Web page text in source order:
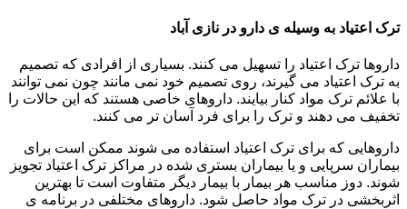
ترک اعتیاد به وسیله ی دارو در نازی آباد
داروها ترک اعتیاد را تسهیل می کنند. بسیاری از افرادی که تصمیم
به ترک اعتیاد می گیرند، روی تصمیم خود نمی مانند چون نمی توانند
با علائم ترک مواد کنار بیایند. داروهای خاصی هستند که این حالات را
تخفیف می دهند و ترک را برای فرد آسان تر می کنند.
داروهایی که برای ترک اعتیاد استفاده می شوند ممکن است برای
بیماران سرپایی و یا بیماران بستری شده در مراکز ترک اعتیاد تجویز
شوند. دوز مناسب هر بیمار با بیمار دیگر متفاوت است تا بهترین
اثربخشی در ترک مواد حاصل شود. داروهای مختلفی در برنامه ی